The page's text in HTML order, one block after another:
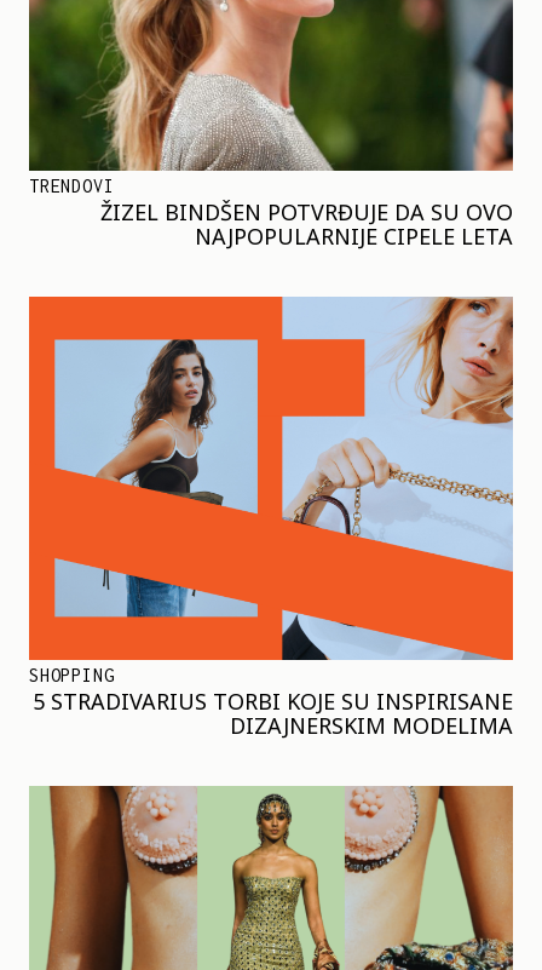
TRENDOVI
ŽIZEL BINDŠEN POTVRĐUJE DA SU OVO
NAJPOPULARNIJE CIPELE LETA
SHOPPING
5 STRADIVARIUS TORBI KOJE SU INSPIRISANE
DIZAJNERSKIM MODELIMA